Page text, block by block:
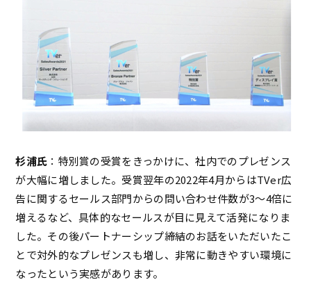
杉浦氏 ：特別賞の受賞をきっかけに、社内でのプレゼンス
が大幅に増しました。受賞翌年の2022年4月からはTVer広
告に関するセールス部門からの問い合わせ件数が3〜4倍に
増えるなど、具体的なセールスが目に見えて活発になりま
した。その後パートナーシップ締結のお話をいただいたこ
とで対外的なプレゼンスも増し、非常に動きやすい環境に
なったという実感があります。